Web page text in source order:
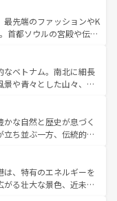
い。
り、サーフィンやダイ
ア好きにはたまらな
を存分に味わいつくそ
東部など、都市の喧騒
訪れる人に新しい発見と
深い台湾の食文化も魅
バラエティ豊かな料理
情報は コンテンツ一覧を参
先端のファッションやK
首都ソウルの宮殿や伝統
自然美を楽しむことが
絶品のストリートフード
ている。夜には、韓国な
な魅力を心ゆくまで味
お、新着の韓国情報はコンテンツ一
なベトナム。南北に細長
景や青々とした山々、世
ノイの古い町並みやホ
物も、独特の雰囲気を
の豊かさとおいしさで
ムコーヒーなどは、ぜ
訪れてもあたたかい人々
と忘れられない旅にな
な自然と歴史が息づく
ち並ぶ一方、伝統的な
ェンマイなどの山岳地
ーケットやクラビの美し
とができる。タイ料理
は、特有のエネルギーを
る壮大な景色、近未来